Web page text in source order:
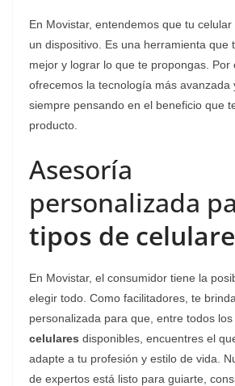
En Movistar, entendemos que tu celular
un dispositivo. Es una herramienta que
mejor y lograr lo que te propongas. Por
ofrecemos la tecnología más avanzada
siempre pensando en el beneficio que
producto.
Asesoría
personalizada
tipos de
En Movistar, el consumidor tiene la
elegir todo. Como facilitadores, te
personalizada para que, entre todos los
celulares disponibles, encuentres el
adapte a tu profesión y estilo de vida.
de expertos está listo para guiarte,